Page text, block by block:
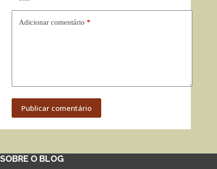
Adicionar comentário *
Publicar comentário
SOBRE O BLOG